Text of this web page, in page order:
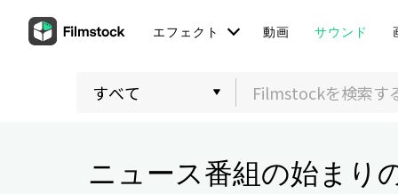
エフェクト 動画 サウンド
ニュース番組の始まり